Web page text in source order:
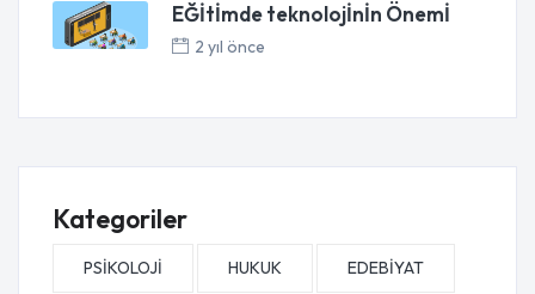
EĞİtİmde teknolojİnİn Önemİ
2 yıl önce
Kategoriler
PSİKOLOJİ HUKUK EDEBİYAT